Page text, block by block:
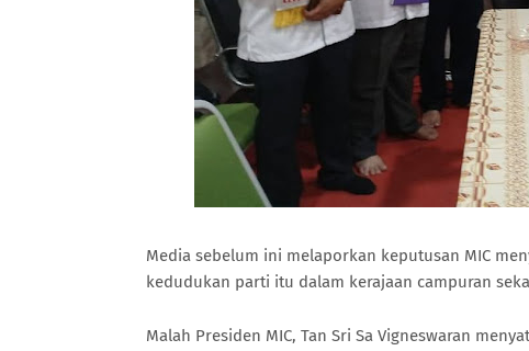
Media sebelum ini melaporkan keputusan MIC
kedudukan parti itu dalam kerajaan campuran
Malah Presiden MIC, Tan Sri Sa Vigneswaran